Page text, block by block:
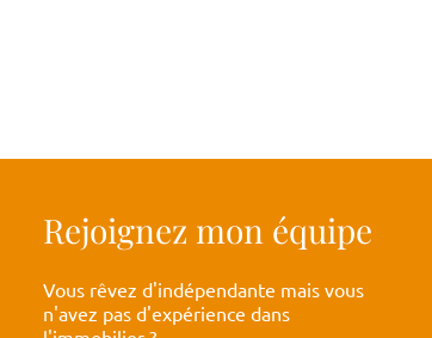
Rejoignez mon équipe
Vous rêvez d'indépendante mais vous
n'avez pas d'expérience dans